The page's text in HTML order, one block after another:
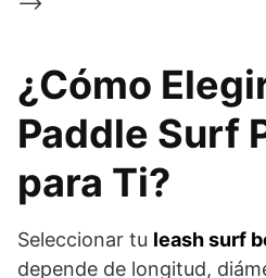
¿Cómo
Paddle Surf
para Ti?
Seleccionar tu leash surf
depende de longitud,